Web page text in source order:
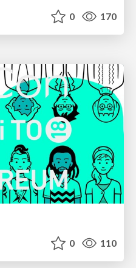
0 170
0 110